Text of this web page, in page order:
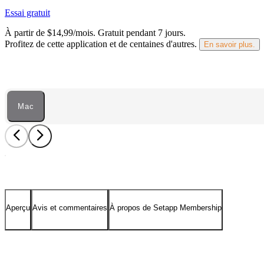
Essai gratuit
À partir de $14,99/mois. Gratuit pendant 7 jours.
Profitez de cette application et de centaines d'autres.
En savoir plus.
Mac
Aperçu Avis et commentaires À propos de Setapp Membership